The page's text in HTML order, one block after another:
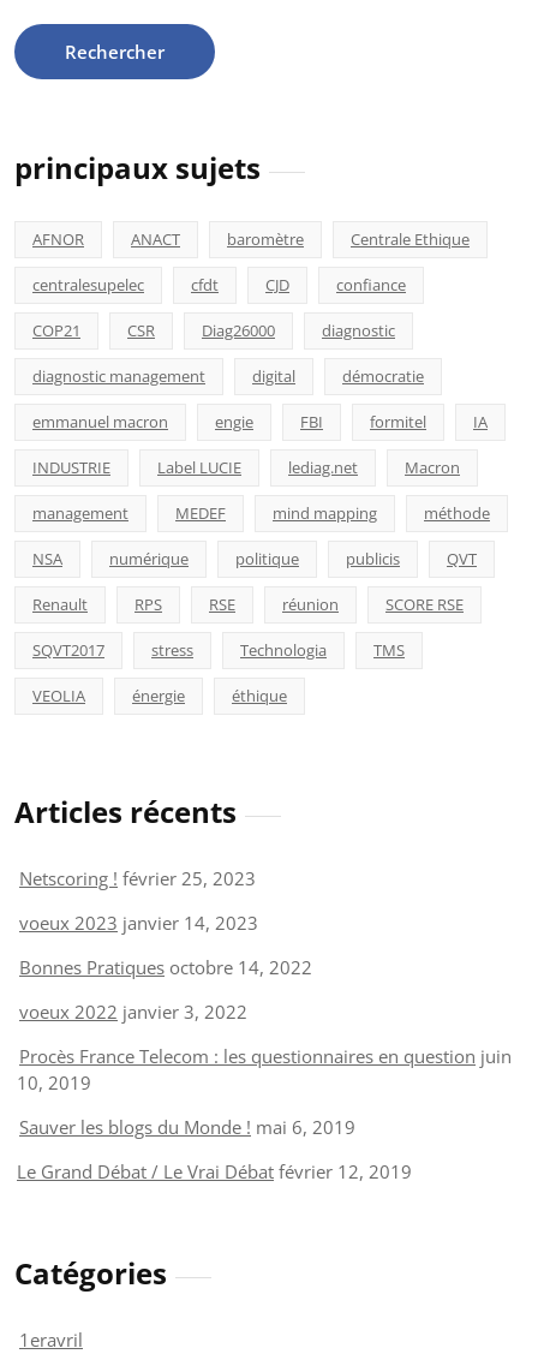
principaux sujets
AFNOR ANACT baromètre Centrale Ethique
centralesupelec cfdt CJD confiance
COP21 CSR Diag26000 diagnostic
diagnostic management digital démocratie
emmanuel macron engie FBI formitel IA
INDUSTRIE Label LUCIE lediag.net Macron
management MEDEF mind mapping méthode
NSA numérique politique publicis QVT
Renault RPS RSE réunion SCORE RSE
SQVT2017 stress Technologia TMS
VEOLIA énergie éthique
Articles récents
Netscoring ! février 25, 2023
voeux 2023 janvier 14, 2023
Bonnes Pratiques octobre 14, 2022
voeux 2022 janvier 3, 2022
Procès France Telecom : les questionnaires en question juin
10, 2019
Sauver les blogs du Monde ! mai 6, 2019
Le Grand Débat / Le Vrai Débat février 12, 2019
Catégories
1eravril